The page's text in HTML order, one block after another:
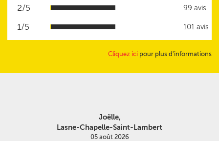
2/5 99 avis
1/5 101 avis
Cliquez ici pour plus d'informations
Joëlle,
Lasne-Chapelle-Saint-Lambert
05 août 2026